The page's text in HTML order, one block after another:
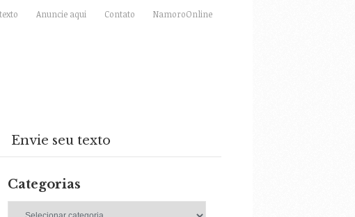
Anuncie aqui Contato NamoroOnline
Envie seu texto
Categorias